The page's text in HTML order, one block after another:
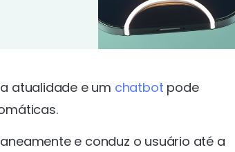
atualidade e um chatbot pode
e conduz o usuário até a